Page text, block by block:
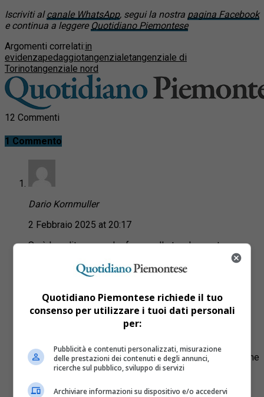
Iscriviti alcanale WhatsApp, segui la nostra pagina Facebook
e continua a leggere Quotidiano Piemontese
Argomenti correlati:in
evidenzapedaggiotangenzialetangenziale di
Torinotangenziale nord
12 Commenti
1 Commento
Dario Kornmuller
2 Febbraio 2025 at 20:17
Sarà la solita mano che fruga nelle tasche nostre
allpet66
Sulla Asti-Cuneo il free flow funziona talmente bene che
si stanno lamentando tutti
Rispondi
Quotidiano Piemontese richiede il tuo
consenso per utilizzare i tuoi dati personali
per:
Pubblicità e contenuti personalizzati, misurazione
delle prestazioni dei contenuti e degli annunci,
ricerche sul pubblico, sviluppo di servizi
Archiviare informazioni su dispositivo e/o accedervi